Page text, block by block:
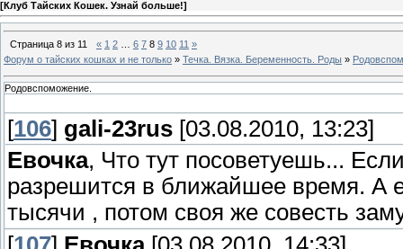
[Клуб Тайских Кошек. Узнай больше!]
Страница 8 из 11 « 1 2 6 7 8 9 10 11 »
Форум о тайских кошках и не только » Течка. Вязка. Беременность. Роды »
Родовспоможение.
[106] gali-23rus [03.08.2010, 13:23]
Евочка, Что тут посоветуешь...
разрешится в ближайшее время. А
тысячи , потом своя же совесть